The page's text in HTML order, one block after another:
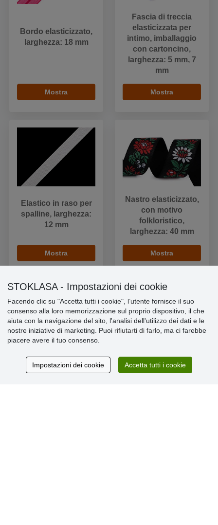
Bordo elasticizzato,
larghezza: 18 mm
Mostra
Fascia di treccia
elasticizzata per
intimo, imballaggio
con cartoncino,
larghezza: 5 mm, 7
mm
Mostra
Elastico in raso per
spalline, larghezza:
12 mm
Mostra
Nastro elasticizzato,
con motivo
folkloristico,
larghezza: 40 mm
Mostra
Informazioni importanti
» Impostazioni dei cookie
» Termini & Condizioni
» Consegna e pagamento
» Garanzia e resi
STOKLASA - Impostazioni dei cookie
Facendo clic su "Accetta tutti i cookie", l’utente fornisce il suo
consenso alla loro memorizzazione sul proprio dispositivo, il che
aiuta con la navigazione del sito, l'analisi dell'utilizzo dei dati e le
nostre iniziative di marketing. Puoi rifiutarti di farlo , ma ci farebbe
piacere avere il tuo consenso.
Impostazioni dei cookie Accetta tutti i cookie